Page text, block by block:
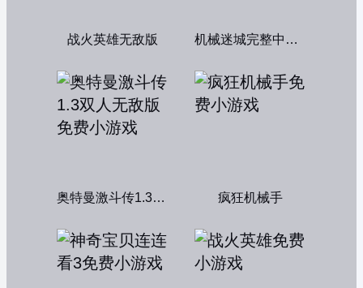
战火英雄无敌版 机械迷城完整中文版
奥特曼激斗传1.3双人无敌版 疯狂机械手